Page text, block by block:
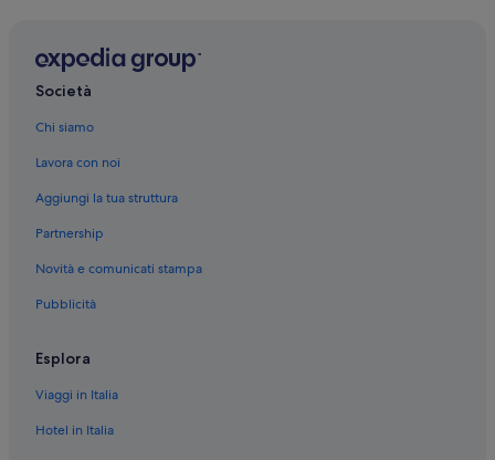
Versailles: Boutique hotel
Versailles: Hotel con bar
Versailles: Hotel con piscina
Versailles: Hotel per famiglie
Versailles: Hotel per golfisti
Versailles: Hotel per chi ama l'avventura
Società
Chi siamo
Lavora con noi
Aggiungi la tua struttura
Partnership
Novità e comunicati stampa
Pubblicità
Esplora
Viaggi in Italia
Hotel in Italia